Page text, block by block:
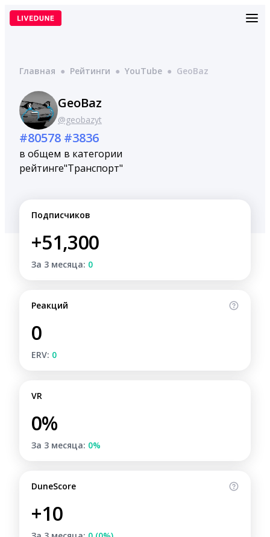
Перейти
Главная ● Рейтинги ● YouTube ● GeoBaz
GeoBaz
@geobazyt
#80578
в общем
рейтинге
#3836
в категории
"Транспорт"
Подписчиков
+51,300
За 3 месяца: 0
Реакций
0
ERV: 0
VR
0%
За 3 месяца: 0%
DuneScore
+10